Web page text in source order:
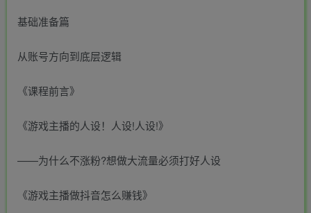
基础准备篇
从账号方向到底层逻辑
《课程前言》
《游戏主播的人设！人设!人设!》
——为什么不涨粉?想做大流量必须打好人设
《游戏主播做抖音怎么赚钱》